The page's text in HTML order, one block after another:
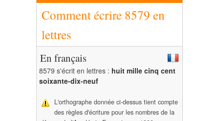
Comment écrire 8579 en
lettres
En français
8579 s'écrit en lettres : huit mille cinq cent
soixante-dix-neuf
L'orthographe donnée ci-dessus tient compte
des règles d'écriture pour les nombres de la